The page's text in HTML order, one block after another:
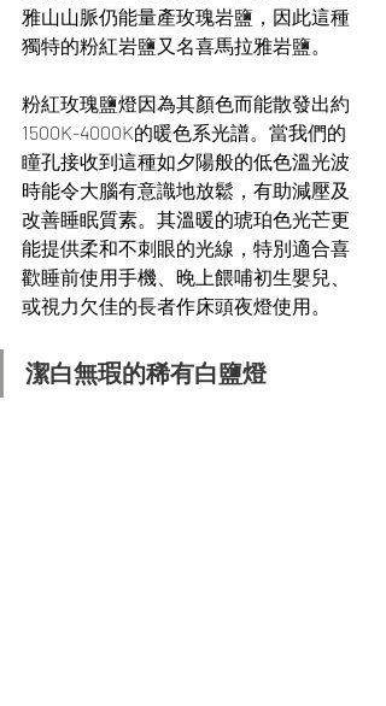
雅山山脈仍能量產玫瑰岩鹽，因此這種
獨特的粉紅岩鹽又名喜馬拉雅岩鹽。
粉紅玫瑰鹽燈因為其顏色而能散發出約
1500K-4000K的暖色系光譜。當我們的
瞳孔接收到這種如夕陽般的低色溫光波
時能令大腦有意識地放鬆，有助減壓及
改善睡眠質素。其溫暖的琥珀色光芒更
能提供柔和不刺眼的光線，特別適合喜
歡睡前使用手機、晚上餵哺初生嬰兒、
或視力欠佳的長者作床頭夜燈使用。
潔白無瑕的稀有白鹽燈